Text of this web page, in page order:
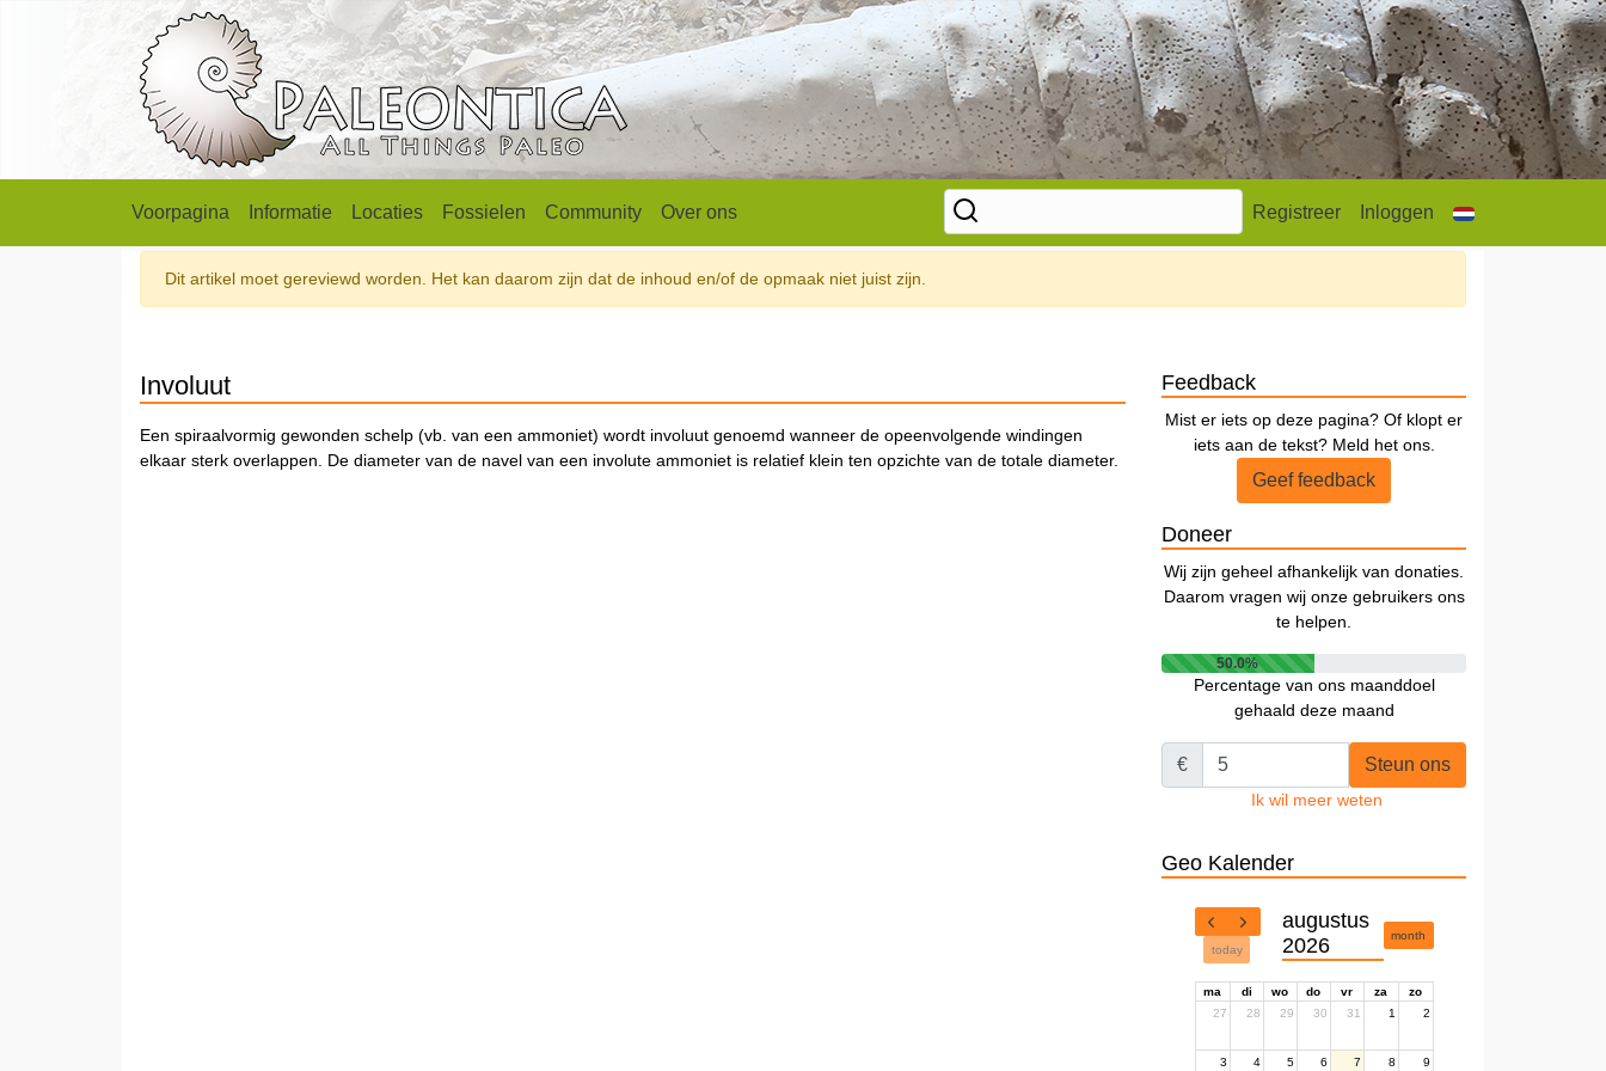
Voorpagina Informatie Locaties Fossielen Community Over ons Registreer Inloggen
Dit artikel moet gereviewd worden. Het kan daarom zijn dat de inhoud en/of de opmaak niet juist zijn.
Involuut
Een spiraalvormig gewonden schelp (vb. van een ammoniet) wordt involuut genoemd wanneer de opeenvolgende windingen
elkaar sterk overlappen. De diameter van de navel van een involute ammoniet is relatief klein ten opzichte van de totale diameter.
Feedback
Mist er iets op deze pagina? Of klopt er
iets aan de tekst? Meld het ons.
Geef feedback
Doneer
Wij zijn geheel afhankelijk van donaties.
Daarom vragen wij onze gebruikers ons
te helpen.
50.0%
Percentage van ons maanddoel
gehaald deze maand
€ Steun ons
Ik wil meer weten
Geo Kalender
today
augustus
2026
month
ma di wo do vr za
zo
27
28 29 30 31 1 2
3 4 5 6 7 8 9